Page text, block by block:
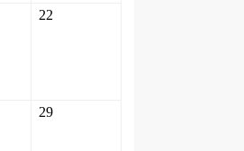
22
29